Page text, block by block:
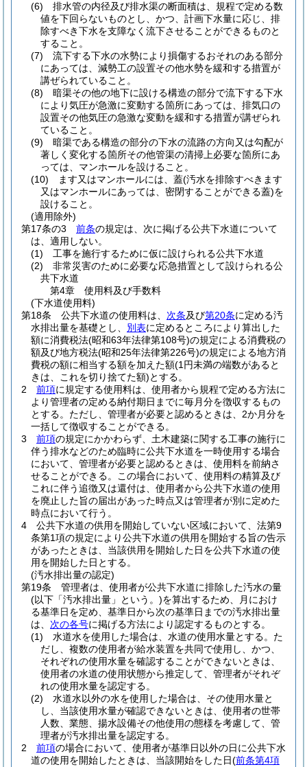
(6)
排水管の内径及び排水渠の断面積は、規程で定める数
値を下回らないものとし、かつ、計画下水量に応じ、排
除すべき下水を支障なく流下させることができるものと
すること。
(7)
流下する下水の水勢により損傷するおそれのある部分
にあっては、減勢工の設置その他水勢を緩和する措置が
講ぜられていること。
(8)
暗渠その他の地下に設ける構造の部分で流下する下水
により気圧が急激に変動する箇所にあっては、排気口の
設置その他気圧の急激な変動を緩和する措置が講ぜられ
ていること。
(9)
暗渠である構造の部分の下水の流路の方向又は勾配が
著しく変化する箇所その他管渠の清掃上必要な箇所にあ
っては、マンホールを設けること。
(10)
ます又はマンホールには、蓋(汚水を排除すべきます
又はマンホールにあっては、密閉することができる蓋)を
設けること。
(適用除外)
第17条の3
前条の規定は、次に掲げる公共下水道について
は、適用しない。
(1)
工事を施行するために仮に設けられる公共下水道
(2)
非常災害のために必要な応急措置として設けられる公
共下水道
第4章
使用料及び手数料
(下水道使用料)
第18条
公共下水道の使用料は、 次条及び第20条に定める汚
水排出量を基礎とし、 別表に定めるところにより算出した
額に消費税法(昭和63年法律第108号)の規定による消費税の
額及び地方税法(昭和25年法律第226号)の規定による地方消
費税の額に相当する額を加えた額(1円未満の端数があると
きは、これを切り捨てた額)とする。
2
前項に規定する使用料は、使用者から規程で定める方法に
より管理者の定める納付期日までに毎月分を徴収するもの
とする。 ただし、管理者が必要と認めるときは、2か月分を
一括して徴収することができる。
3
前項の規定にかかわらず、土木建築に関する工事の施行に
伴う排水などのため臨時に公共下水道を一時使用する場合
において、管理者が必要と認めるときは、使用料を前納さ
せることができる。
この場合において、使用料の精算及び
これに伴う追徴又は還付は、使用者から公共下水道の使用
を廃止した旨の届出があった時点又は管理者が別に定めた
時点において行う。
4
公共下水道の供用を開始していない区域において、法第9
条第1項の規定により公共下水道の供用を開始する旨の告示
があったときは、当該供用を開始した日を公共下水道の使
用を開始した日とする。
(汚水排出量の認定)
第19条
管理者は、使用者が公共下水道に排除した汚水の量
(以下「汚水排出量」という。)を算出するため、月におけ
る基準日を定め、基準日から次の基準日までの汚水排出量
は、 次の各号に掲げる方法により認定するものとする。
(1)
水道水を使用した場合は、水道の使用水量とする。 た
だし、複数の使用者が給水装置を共同で使用し、かつ、
それぞれの使用水量を確認することができないときは、
使用者の水道の使用状態から推定して、管理者がそれぞ
れの使用水量を認定する。
(2)
水道水以外の水を使用した場合は、その使用水量と
し、当該使用水量が確認できないときは、使用者の世帯
人数、業態、揚水設備その他使用の態様を考慮して、管
理者が汚水排出量を認定する。
2
前項の場合において、使用者が基準日以外の日に公共下水
道の使用を開始したときは、当該開始をした日(前条第4項